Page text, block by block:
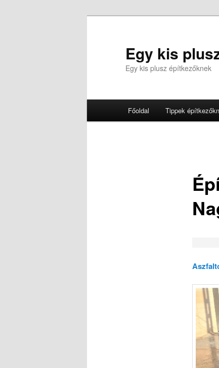
Egy kis
Egy kis plusz építkezőknek
Főoldal Tippek